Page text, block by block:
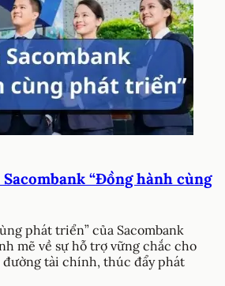
“Đồng hành cùng
phát triển” của Sacombank
mẽ về sự hỗ trợ vững chắc cho
tài chính, thúc đẩy phát